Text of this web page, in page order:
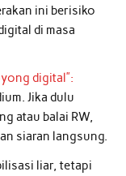
ini berisiko
di masa
digital”:
Jika dulu
atau balai RW,
siaran langsung.
liar, tetapi